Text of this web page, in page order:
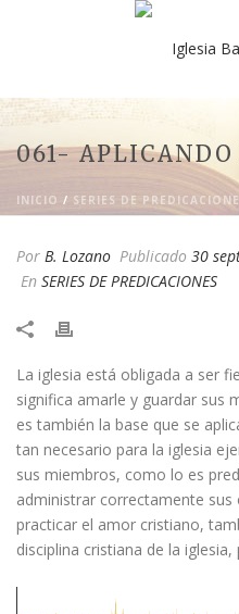
061-
INICIO / SERIES DE
Por B. Lozano Publicado 30
En SERIES DE PREDICACIONES
​La iglesia está obligada a ser
significa amarle y guardar sus
es también la base que se
tan necesario para la iglesia
sus miembros, como lo es
administrar correctamente
practicar el amor cristiano,
disciplina cristiana de la